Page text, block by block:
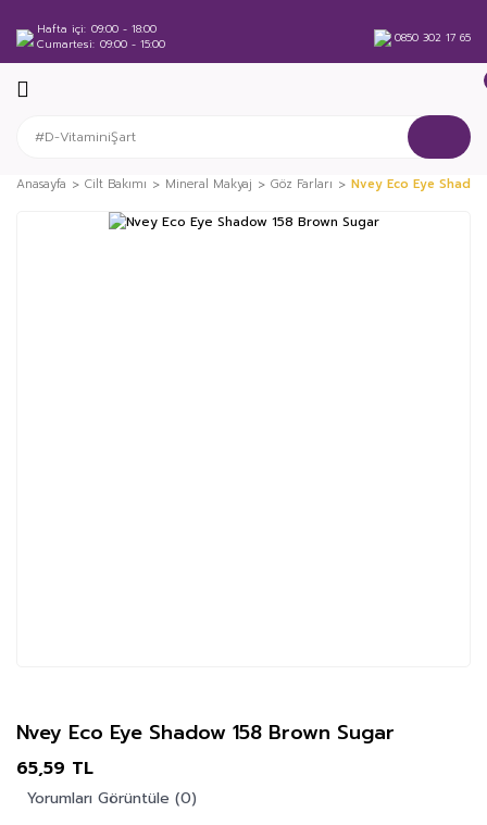
Hafta içi 09:00 - 18:00
Cumartesi 09:00 - 15:00 0850 302 17 65
Anasayfa Cilt Bakımı Mineral Makyaj Göz Farları Nvey Eco Eye
Nvey Eco Eye Shadow 158 Brown Sugar
65,59 TL
Yorumları Görüntüle (0)